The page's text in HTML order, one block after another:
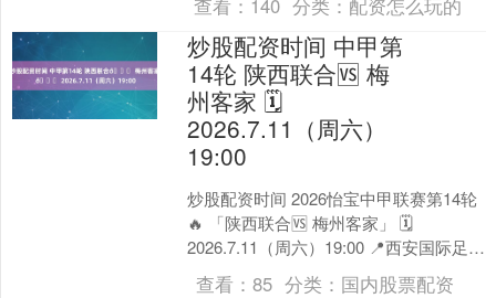
股指配资资....
炒股配资时间 中甲第
14轮 陕西联合🆚 梅
州客家 🗓
2026.7.11（周六）
19:00
炒股配资时间 2026怡宝中甲联赛第14轮
🔥 「陕西联合🆚 梅州客家」 🗓
2026.7.11（周六）19:00 📍西安国际足球
中心 📺 直播平台： 中甲联赛(....
查看：85 分类： 国内股票配资